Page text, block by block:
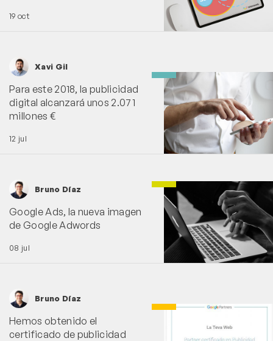
19 oct
Xavi Gil
Para este 2018, la publicidad
digital alcanzará unos 2.071
millones €
12 jul
Bruno Díaz
Google Ads, la nueva imagen
de Google Adwords
08 jul
Bruno Díaz
Hemos obtenido el
certificado de publicidad